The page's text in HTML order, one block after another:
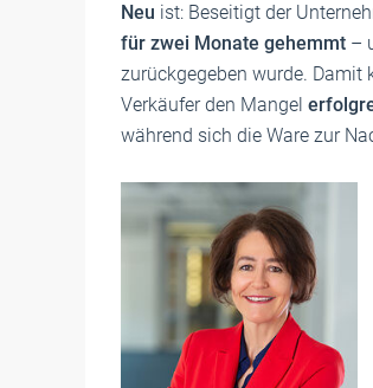
Neu ist: Beseitigt der
für zwei Monate gehemmt –
zurückgegeben wurde. Damit
Verkäufer den Mangel
während sich die Ware zur